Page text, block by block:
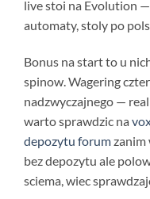
live stoi na Evolution
automaty, stoly po
Bonus na start to u
spinow. Wagering
nadzwyczajnego —
warto sprawdzic na
depozytu forumzanim
bez depozytu ale
sciema, wiec